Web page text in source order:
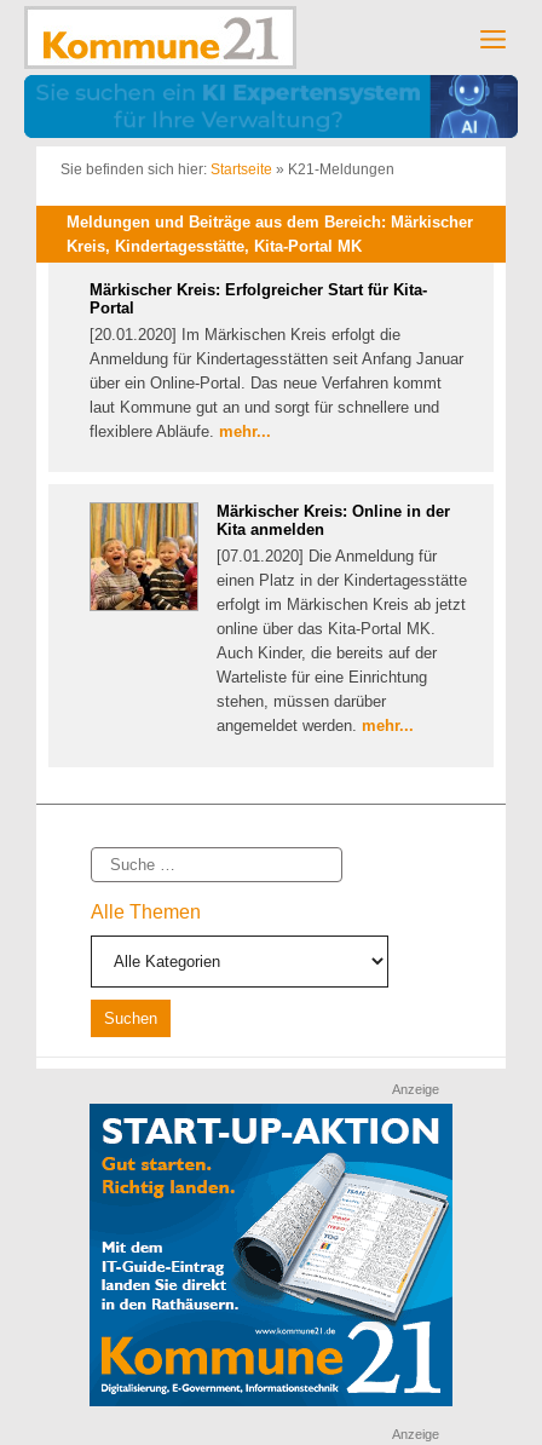
Zum
springen
Sie befinden sich hier: Startseite » K21-Meldungen
Meldungen und Beiträge aus dem Bereich: Märkischer
Kreis, Kindertagesstätte, Kita-Portal MK
Märkischer Kreis: Erfolgreicher Start für Kita-
Portal
[20.01.2020] Im Märkischen Kreis erfolgt die
Anmeldung für Kindertagesstätten seit Anfang Januar
über ein Online-Portal. Das neue Verfahren kommt
laut Kommune gut an und sorgt für schnellere und
flexiblere Abläufe. mehr...
Märkischer Kreis: Online in der
Kita anmelden
[07.01.2020] Die Anmeldung für
einen Platz in der Kindertagesstätte
erfolgt im Märkischen Kreis ab jetzt
online über das Kita-Portal MK.
Auch Kinder, die bereits auf der
Warteliste für eine Einrichtung
stehen, müssen darüber
angemeldet werden. mehr...
Suche
Alle Themen
Anzeige
Anzeige